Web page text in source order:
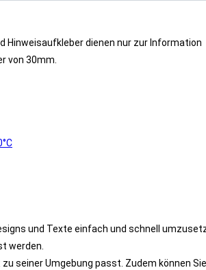
Hinweisaufkleber dienen nur zur Information
von 30mm.
und Texte einfach und schnell
werden.
seiner Umgebung passt. Zudem können